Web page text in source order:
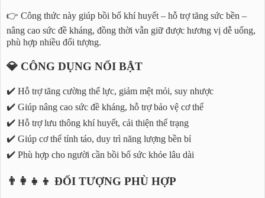
👉 Công thức này giúp bồi bổ khí huyết – hỗ trợ tăng sức bền –
nâng cao sức đề kháng, đồng thời vẫn giữ được hương vị dễ uống,
phù hợp nhiều đối tượng.
💎 CÔNG DỤNG NỔI BẬT
✔️ Hỗ trợ tăng cường thể lực, giảm mệt mỏi, suy nhược
✔️ Giúp nâng cao sức đề kháng, hỗ trợ bảo vệ cơ thể
✔️ Hỗ trợ lưu thông khí huyết, cải thiện thể trạng
✔️ Giúp cơ thể tỉnh táo, duy trì năng lượng bền bỉ
✔️ Phù hợp cho người cần bồi bổ sức khỏe lâu dài
👨‍👩‍👧‍👦 ĐỐI TƯỢNG PHÙ HỢP